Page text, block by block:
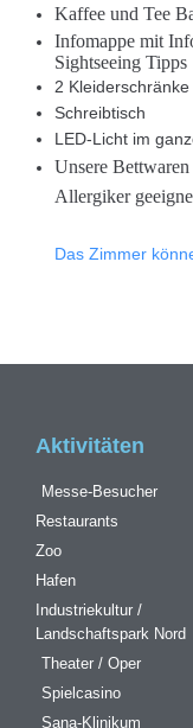
Kaffee und Tee
Infomappe mit
Sightseeing Tipps
2 Kleiderschränke
Schreibtisch
LED-Licht im
Unsere
Allergiker
Das Zimmer
Aktivitäten
Messe-Besucher
Restaurants
Zoo
Hafen
Industriekultur /
Landschaftspark Nord
Theater / Oper
Spielcasino
Sana-Klinikum